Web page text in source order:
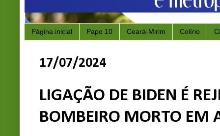
Página inicial Papo 10 Ceará-Mirim Colírio
17/07/2024
LIGAÇÃO DE BIDEN É
BOMBEIRO MORTO EM